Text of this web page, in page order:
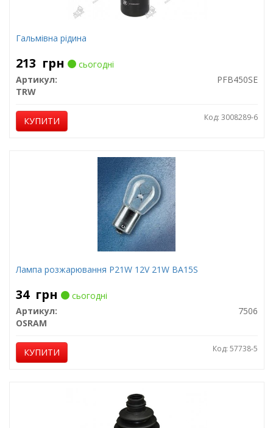
Гальмівна рідина
213 грн
сьогодні
Артикул:
PFB450SE
TRW
КУПИТИ Код: 3008289-6
Лампа розжарювання P21W 12V 21W BA15S
34 грн
сьогодні
Артикул:
7506
OSRAM
КУПИТИ Код: 57738-5